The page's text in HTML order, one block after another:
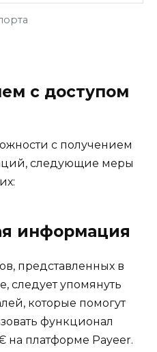
с доступом
с получением
следующие меры
информация
представленных в
следует упомянуть
которые помогут
функционал
на платформе Payeer.